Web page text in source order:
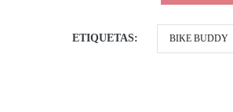
ETIQUETAS: BIKE BUDDY